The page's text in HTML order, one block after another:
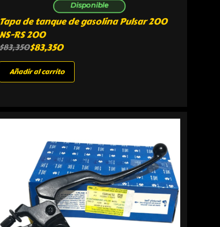
Disponible
de tanque de gasolina Pulsar 200
RS 200
83,350$83,350
Añadir al carrito